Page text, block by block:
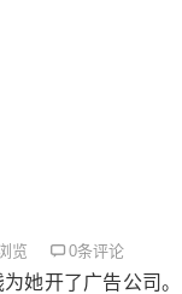
览 0条评论
她开了广告公司。